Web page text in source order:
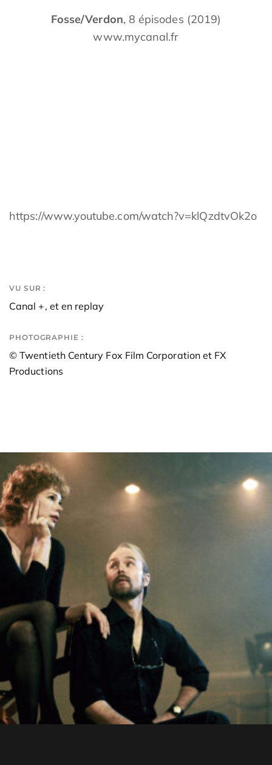
Fosse/Verdon, 8 épisodes (2019)
www.mycanal.fr
https://www.youtube.com/watch?v=klQzdtvOk2o
VU SUR :
Canal +, et en replay
PHOTOGRAPHIE :
© Twentieth Century Fox Film Corporation et FX
Productions